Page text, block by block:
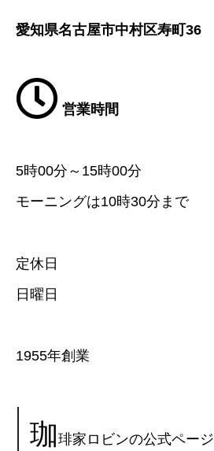
愛知県名古屋市中村区寿町36
営業時間
5時00分～15時00分
モーニングは10時30分まで
定休日
日曜日
1955年創業
珈琲家ロビンの公式ページ